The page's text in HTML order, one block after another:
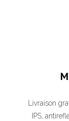
Livraison
IPS,